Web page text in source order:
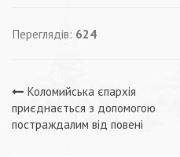
Переглядів: 624
Навігація
записів
Коломийська єпархія
приєднається з допомогою
постраждалим від повені